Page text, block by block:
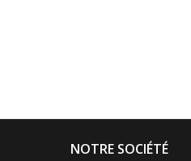
NOTRE SOCIÉTÉ